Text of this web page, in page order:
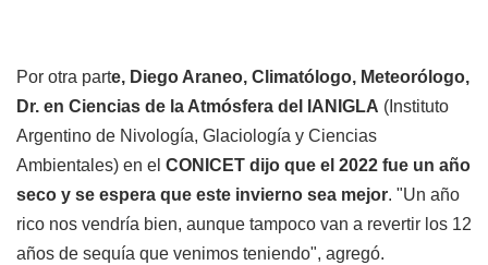
Por otra parte, Diego Araneo, Climatólogo, Meteorólogo,
Dr. en Ciencias de la Atmósfera del IANIGLA (Instituto
Argentino de Nivología, Glaciología y Ciencias
Ambientales) en el CONICET dijo que el 2022 fue un año
seco y se espera que este invierno sea mejor. "Un año
rico nos vendría bien, aunque tampoco van a revertir los 12
años de sequía que venimos teniendo", agregó.